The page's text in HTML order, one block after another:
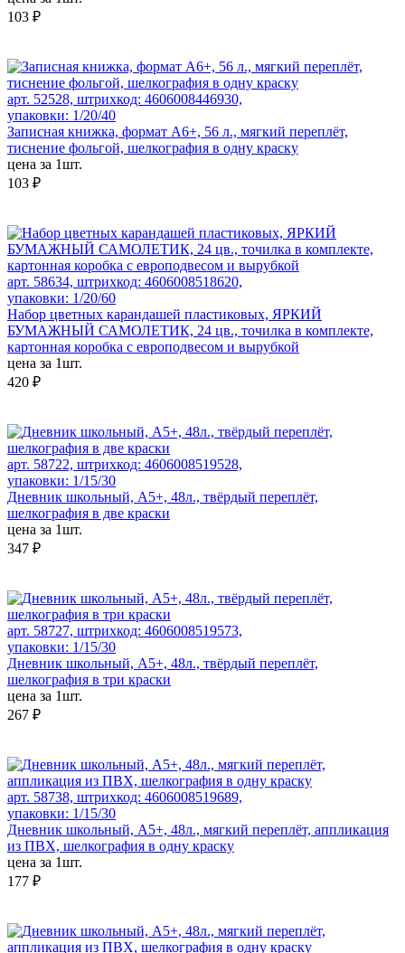
103 ₽
арт. 52528, штрихкод: 4606008446930,
упаковки: 1/20/40
Записная книжка, формат А6+, 56 л., мягкий переплёт,
тиснение фольгой, шелкография в одну краску
цена за 1шт.
103 ₽
арт. 58634, штрихкод: 4606008518620,
упаковки: 1/20/60
Набор цветных карандашей пластиковых, ЯРКИЙ
БУМАЖНЫЙ САМОЛЕТИК, 24 цв., точилка в комплекте,
картонная коробка с европодвесом и вырубкой
цена за 1шт.
420 ₽
арт. 58722, штрихкод: 4606008519528,
упаковки: 1/15/30
Дневник школьный, А5+, 48л., твёрдый переплёт,
шелкография в две краски
цена за 1шт.
347 ₽
арт. 58727, штрихкод: 4606008519573,
упаковки: 1/15/30
Дневник школьный, А5+, 48л., твёрдый переплёт,
шелкография в три краски
цена за 1шт.
267 ₽
арт. 58738, штрихкод: 4606008519689,
упаковки: 1/15/30
Дневник школьный, А5+, 48л., мягкий переплёт, аппликация
из ПВХ, шелкография в одну краску
цена за 1шт.
177 ₽